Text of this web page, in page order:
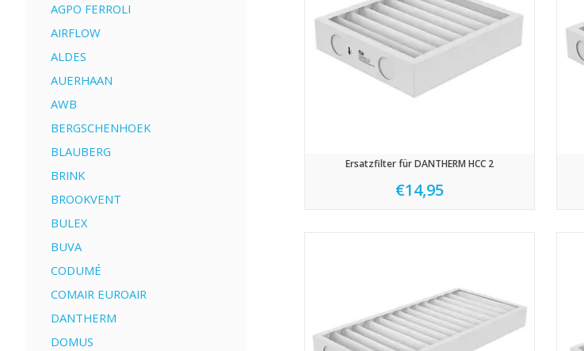
AGPO FERROLI
AIRFLOW
ALDES
AUERHAAN
AWB
BERGSCHENHOEK
BLAUBERG
BRINK
BROOKVENT
BULEX
BUVA
CODUMÉ
COMAIR EUROAIR
DANTHERM
DOMUS
Ersatzfilter für DANTHERM HCC 2
€14,95